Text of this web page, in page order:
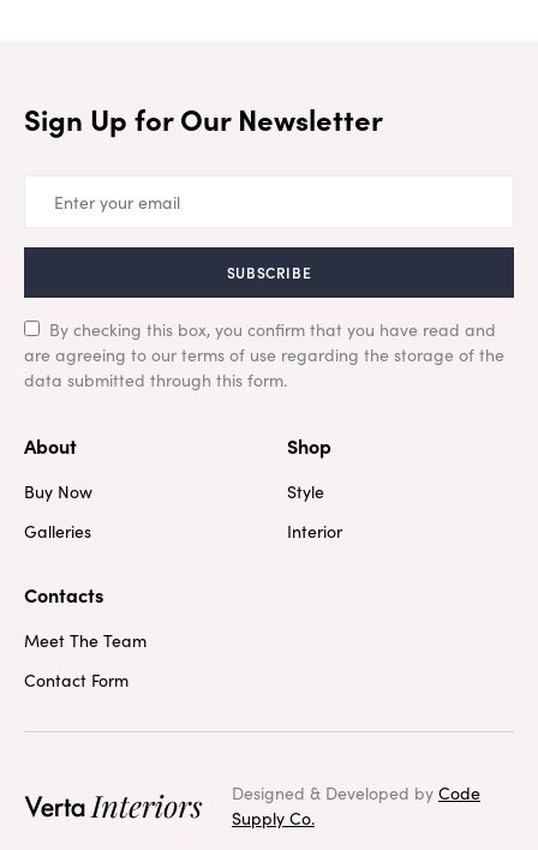
Sign Up for Our Newsletter
SUBSCRIBE
By checking this box, you confirm that you have read and
are agreeing to our terms of use regarding the storage of the
data submitted through this form.
About
Buy Now
Galleries
Shop
Style
Interior
Contacts
Meet The Team
Contact Form
Designed & Developed by Code
Supply Co.